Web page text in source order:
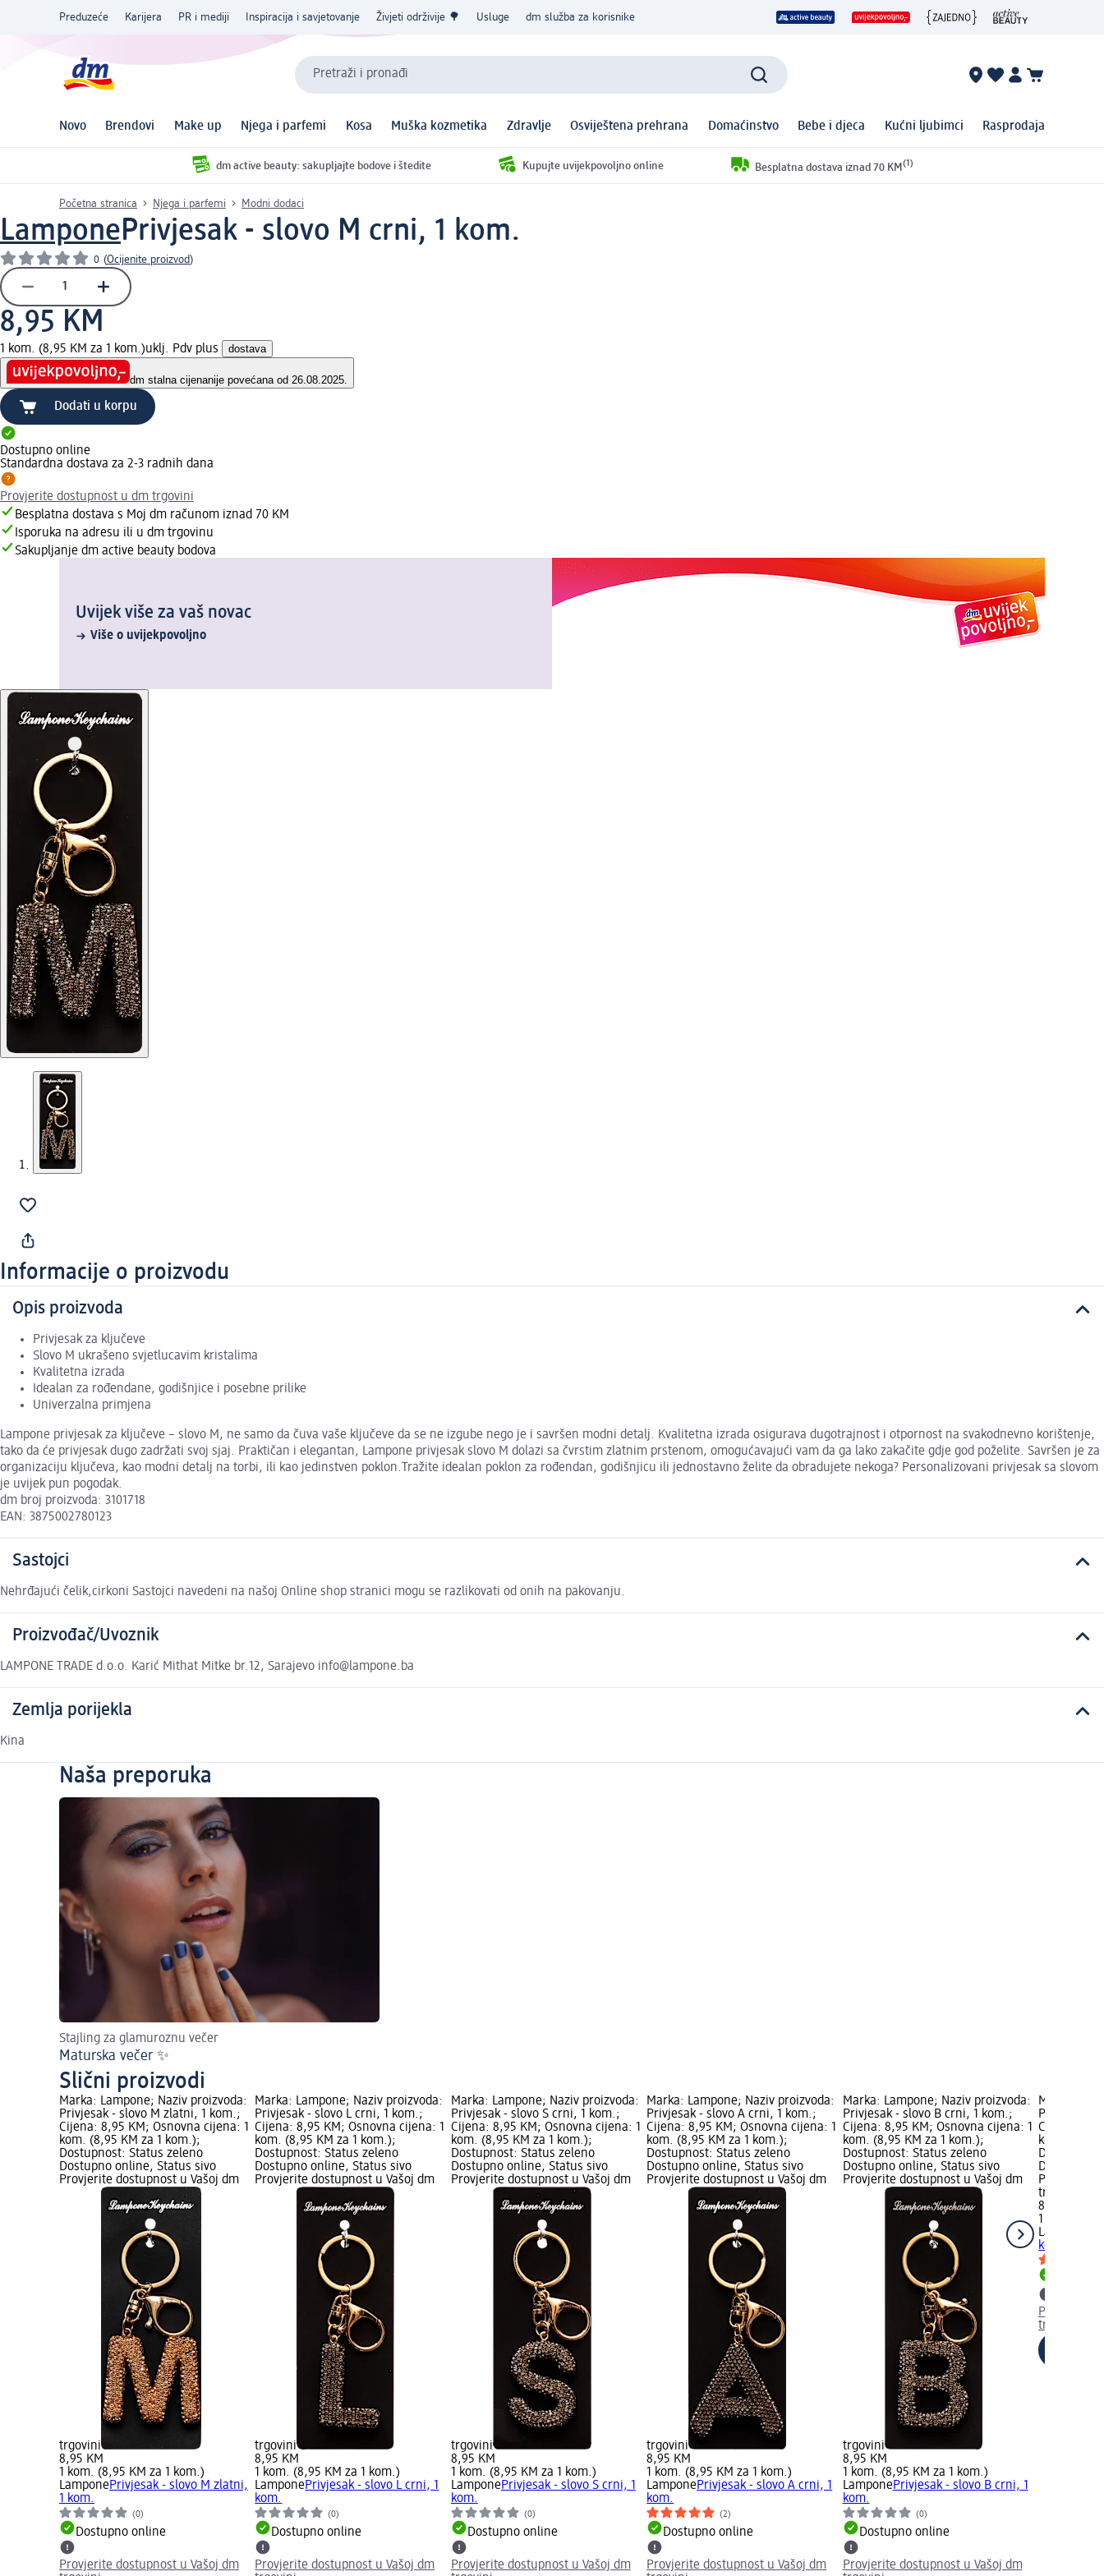
Preduzeće Karijera PR i mediji Inspiracija i savjetovanje Živjeti održivije 🌳 Usluge dm služba za korisnike
Pretraži i pronađi
Novo Brendovi Make up Njega i parfemi Kosa Muška kozmetika Zdravlje Osviještena prehrana Domaćinstvo Bebe i djeca Kućni ljubimci Rasprodaja
dm active beauty: sakupljajte bodove i štedite Kupujte uvijekpovoljno online Besplatna dostava iznad 70 KM (1)
Početna stranica Njega i parfemi Modni dodaci
LamponePrivjesak - slovo M crni, 1 kom.
0 (Ocijenite proizvod)
8,95 KM
1 kom. (8,95 KM za 1 kom.)uklj. Pdv plus dostava
dm stalna cijenanije povećana od 26.08.2025.
Dodati u korpu
Dostupno online
Standardna dostava za 2-3 radnih dana
Provjerite dostupnost u dm trgovini
Besplatna dostava s Moj dm računom iznad 70 KM
Isporuka na adresu ili u dm trgovinu
Sakupljanje dm active beauty bodova
Uvijek više za vaš novac
Više o uvijekpovoljno
Informacije o proizvodu
Opis proizvoda
Privjesak za ključeve
Slovo M ukrašeno svjetlucavim kristalima
Kvalitetna izrada
Idealan za rođendane, godišnjice i posebne prilike
Univerzalna primjena
Lampone privjesak za ključeve – slovo M, ne samo da čuva vaše ključeve da se ne izgube nego je i savršen modni detalj. Kvalitetna izrada osigurava dugotrajnost i otpornost na svakodnevno korištenje,
tako da će privjesak dugo zadržati svoj sjaj. Praktičan i elegantan, Lampone privjesak slovo M dolazi sa čvrstim zlatnim prstenom, omogućavajući vam da ga lako zakačite gdje god poželite. Savršen je za
organizaciju ključeva, kao modni detalj na torbi, ili kao jedinstven poklon.Tražite idealan poklon za rođendan, godišnjicu ili jednostavno želite da obradujete nekoga? Personalizovani privjesak sa slovom
je uvijek pun pogodak.
dm broj proizvoda: 3101718
EAN: 3875002780123
Sastojci
Nehrđajući čelik,cirkoni Sastojci navedeni na našoj Online shop stranici mogu se razlikovati od onih na pakovanju.
Proizvođač/Uvoznik
LAMPONE TRADE d.o.o. Karić Mithat Mitke br.12, Sarajevo info@lampone.ba
Zemlja porijekla
Kina
Naša preporuka
Stajling za glamuroznu večer
Maturska večer ✨
Slični proizvodi
Marka: Lampone; Naziv proizvoda:
Privjesak - slovo M zlatni, 1 kom.;
Cijena: 8,95 KM; Osnovna cijena: 1
kom. (8,95 KM za 1 kom.);
Dostupnost: Status zeleno
Dostupno online, Status sivo
Provjerite dostupnost u Vašoj dm
trgovini
8,95 KM
1 kom. (8,95 KM za 1 kom.)
LamponePrivjesak - slovo M zlatni,
1 kom.
(0)
Dostupno online
Provjerite dostupnost u Vašoj dm
Marka: Lampone; Naziv proizvoda:
Privjesak - slovo L crni, 1 kom.;
Cijena: 8,95 KM; Osnovna cijena: 1
kom. (8,95 KM za 1 kom.);
Dostupnost: Status zeleno
Dostupno online, Status sivo
Provjerite dostupnost u Vašoj dm
trgovini
8,95 KM
1 kom. (8,95 KM za 1 kom.)
LamponePrivjesak - slovo L crni, 1
kom.
(0)
Dostupno online
Provjerite dostupnost u Vašoj dm
Marka: Lampone; Naziv proizvoda:
Privjesak - slovo S crni, 1 kom.;
Cijena: 8,95 KM; Osnovna cijena: 1
kom. (8,95 KM za 1 kom.);
Dostupnost: Status zeleno
Dostupno online, Status sivo
Provjerite dostupnost u Vašoj dm
trgovini
8,95 KM
1 kom. (8,95 KM za 1 kom.)
LamponePrivjesak - slovo S crni, 1
kom.
(0)
Dostupno online
Provjerite dostupnost u Vašoj dm
Marka: Lampone; Naziv proizvoda:
Privjesak - slovo A crni, 1 kom.;
Cijena: 8,95 KM; Osnovna cijena: 1
kom. (8,95 KM za 1 kom.);
Dostupnost: Status zeleno
Dostupno online, Status sivo
Provjerite dostupnost u Vašoj dm
trgovini
8,95 KM
1 kom. (8,95 KM za 1 kom.)
LamponePrivjesak - slovo A crni, 1
kom.
(2)
Dostupno online
Provjerite dostupnost u Vašoj dm
Marka: Lampone; Naziv proizvoda:
Privjesak - slovo B crni, 1 kom.;
Cijena: 8,95 KM; Osnovna cijena: 1
kom. (8,95 KM za 1 kom.);
Dostupnost: Status zeleno
Dostupno online, Status sivo
Provjerite dostupnost u Vašoj dm
trgovini
8,95 KM
1 kom. (8,95 KM za 1 kom.)
LamponePrivjesak - slovo B crni, 1
kom.
(0)
Dostupno online
Provjerite dostupnost u Vašoj dm
Marka:
Privjesak -
Cijena:
kom. (8,95
Dostupno
Provjerite
trgovini
8,95 KM
1 kom.
Lampone
kom.
Provjerite
trgovini